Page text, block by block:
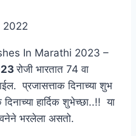
2022
In Marathi 2023 –
रोजी भारतात 74 वा
प्रजासत्ताक दिनाच्या शुभ
दिनाच्या हार्दिक शुभेच्छा..!! या
भरलेला असतो.